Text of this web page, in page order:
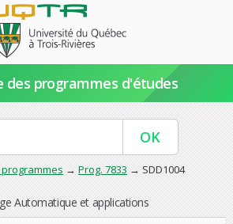
des programmes d'études
→ Prog. 7833 → SDD1004
Automatique et applications